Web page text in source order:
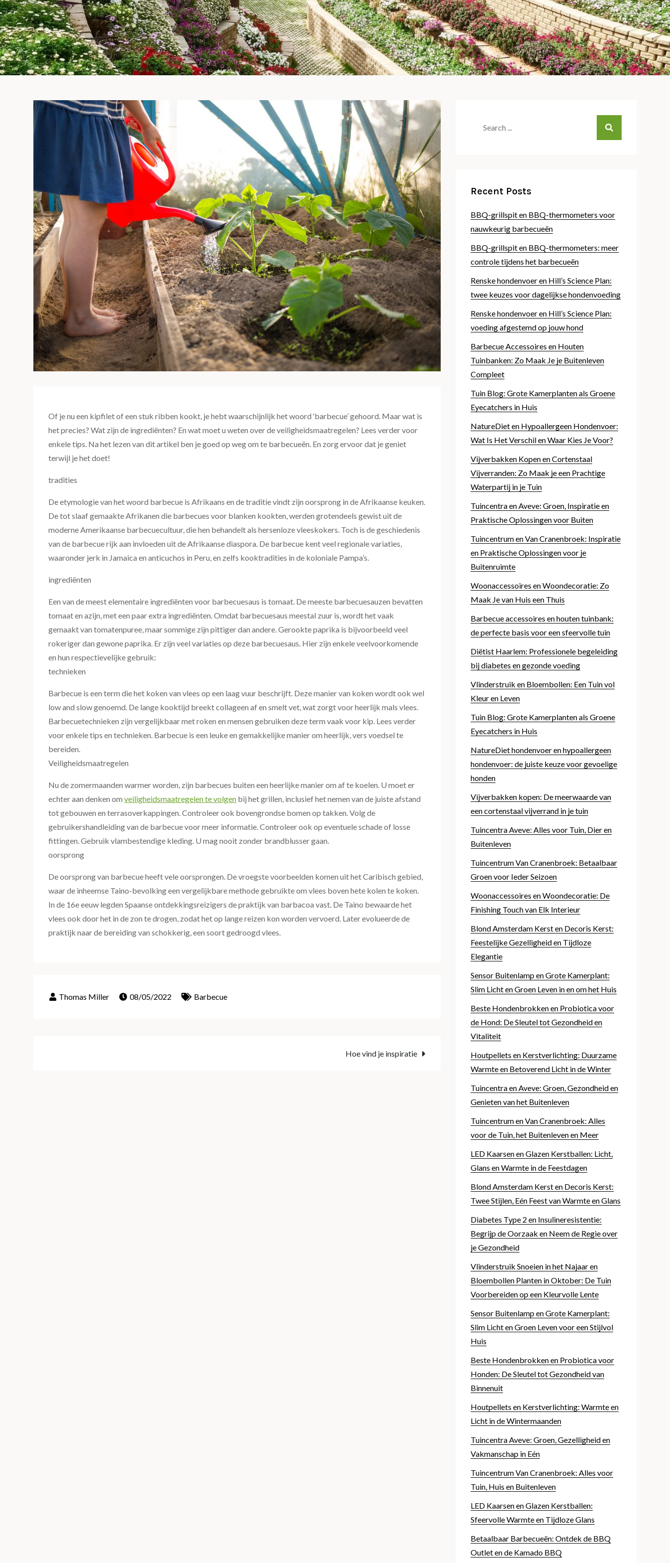
Of je nu een kipfilet of een stuk ribben kookt, je hebt waarschijnlijk het woord ‘barbecue’ gehoord. Maar wat is
het precies? Wat zijn de ingrediënten? En wat moet u weten over de veiligheidsmaatregelen? Lees verder voor
enkele tips. Na het lezen van dit artikel ben je goed op weg om te barbecueën. En zorg ervoor dat je geniet
terwijl je het doet!
tradities
De etymologie van het woord barbecue is Afrikaans en de traditie vindt zijn oorsprong in de Afrikaanse keuken.
De tot slaaf gemaakte Afrikanen die barbecues voor blanken kookten, werden grotendeels gewist uit de
moderne Amerikaanse barbecuecultuur, die hen behandelt als hersenloze vleeskokers. Toch is de geschiedenis
van de barbecue rijk aan invloeden uit de Afrikaanse diaspora. De barbecue kent veel regionale variaties,
waaronder jerk in Jamaica en anticuchos in Peru, en zelfs kooktradities in de koloniale Pampa’s.
ingrediënten
Een van de meest elementaire ingrediënten voor barbecuesaus is tomaat. De meeste barbecuesauzen bevatten
tomaat en azijn, met een paar extra ingrediënten. Omdat barbecuesaus meestal zuur is, wordt het vaak
gemaakt van tomatenpuree, maar sommige zijn pittiger dan andere. Gerookte paprika is bijvoorbeeld veel
rokeriger dan gewone paprika. Er zijn veel variaties op deze barbecuesaus. Hier zijn enkele veelvoorkomende
en hun respectievelijke gebruik:
technieken
Barbecue is een term die het koken van vlees op een laag vuur beschrijft. Deze manier van koken wordt ook wel
low and slow genoemd. De lange kooktijd breekt collageen af ​​en smelt vet, wat zorgt voor heerlijk mals vlees.
Barbecuetechnieken zijn vergelijkbaar met roken en mensen gebruiken deze term vaak voor kip. Lees verder
voor enkele tips en technieken. Barbecue is een leuke en gemakkelijke manier om heerlijk, vers voedsel te
bereiden.
Veiligheidsmaatregelen
Nu de zomermaanden warmer worden, zijn barbecues buiten een heerlijke manier om af te koelen. U moet er
echter aan denken omveiligheidsmaatregelen te volgen bij het grillen, inclusief het nemen van de juiste afstand
tot gebouwen en terrasoverkappingen. Controleer ook bovengrondse bomen op takken. Volg de
gebruikershandleiding van de barbecue voor meer informatie. Controleer ook op eventuele schade of losse
fittingen. Gebruik vlambestendige kleding. U mag nooit zonder brandblusser gaan.
oorsprong
De oorsprong van barbecue heeft vele oorsprongen. De vroegste voorbeelden komen uit het Caribisch gebied,
waar de inheemse Taino-bevolking een vergelijkbare methode gebruikte om vlees boven hete kolen te koken.
In de 16e eeuw legden Spaanse ontdekkingsreizigers de praktijk van barbacoa vast. De Taino bewaarde het
vlees ook door het in de zon te drogen, zodat het op lange reizen kon worden vervoerd. Later evolueerde de
praktijk naar de bereiding van schokkerig, een soort gedroogd vlees.
08/05/2022 Barbecue
Hoe vind je inspiratie
Recent Posts
BBQ-grillspit en BBQ-thermometers voor
nauwkeurig barbecueën
BBQ-grillspit en BBQ-thermometers: meer
controle tijdens het barbecueën
Renske hondenvoer en Hill’s Science Plan:
twee keuzes voor dagelijkse hondenvoeding
Renske hondenvoer en Hill’s Science Plan:
voeding afgestemd op jouw hond
Barbecue Accessoires en Houten
Tuinbanken: Zo Maak Je je Buitenleven
Compleet
Tuin Blog: Grote Kamerplanten als Groene
Eyecatchers in Huis
NatureDiet en Hypoallergeen Hondenvoer:
Wat Is Het Verschil en Waar Kies Je Voor?
Vijverbakken Kopen en Cortenstaal
Vijverranden: Zo Maak je een Prachtige
Waterpartij in je Tuin
Tuincentra en Aveve: Groen, Inspiratie en
Praktische Oplossingen voor Buiten
Tuincentrum en Van Cranenbroek: Inspiratie
en Praktische Oplossingen voor je
Buitenruimte
Woonaccessoires en Woondecoratie: Zo
Maak Je van Huis een Thuis
Barbecue accessoires en houten tuinbank:
de perfecte basis voor een sfeervolle tuin
Diëtist Haarlem: Professionele begeleiding
bij diabetes en gezonde voeding
Vlinderstruik en Bloembollen: Een Tuin vol
Kleur en Leven
Tuin Blog: Grote Kamerplanten als Groene
Eyecatchers in Huis
NatureDiet hondenvoer en hypoallergeen
hondenvoer: de juiste keuze voor gevoelige
honden
Vijverbakken kopen: De meerwaarde van
een cortenstaal vijverrand in je tuin
Tuincentra Aveve: Alles voor Tuin, Dier en
Buitenleven
Tuincentrum Van Cranenbroek: Betaalbaar
Groen voor Ieder Seizoen
Woonaccessoires en Woondecoratie: De
Finishing Touch van Elk Interieur
Blond Amsterdam Kerst en Decoris Kerst:
Feestelijke Gezelligheid en Tijdloze
Elegantie
Sensor Buitenlamp en Grote Kamerplant:
Slim Licht en Groen Leven in en om het Huis
Beste Hondenbrokken en Probiotica voor
de Hond: De Sleutel tot Gezondheid en
Vitaliteit
Houtpellets en Kerstverlichting: Duurzame
Warmte en Betoverend Licht in de Winter
Tuincentra en Aveve: Groen, Gezondheid en
Genieten van het Buitenleven
Tuincentrum en Van Cranenbroek: Alles
voor de Tuin, het Buitenleven en Meer
LED Kaarsen en Glazen Kerstballen: Licht,
Glans en Warmte in de Feestdagen
Blond Amsterdam Kerst en Decoris Kerst:
Twee Stijlen, Eén Feest van Warmte en Glans
Diabetes Type 2 en Insulineresistentie:
Begrijp de Oorzaak en Neem de Regie over
je Gezondheid
Vlinderstruik Snoeien in het Najaar en
Bloembollen Planten in Oktober: De Tuin
Voorbereiden op een Kleurvolle Lente
Sensor Buitenlamp en Grote Kamerplant:
Slim Licht en Groen Leven voor een Stijlvol
Huis
Beste Hondenbrokken en Probiotica voor
Honden: De Sleutel tot Gezondheid van
Binnenuit
Houtpellets en Kerstverlichting: Warmte en
Licht in de Wintermaanden
Tuincentra Aveve: Groen, Gezelligheid en
Vakmanschap in Eén
Tuincentrum Van Cranenbroek: Alles voor
Tuin, Huis en Buitenleven
LED Kaarsen en Glazen Kerstballen:
Sfeervolle Warmte en Tijdloze Glans
Betaalbaar Barbecueën: Ontdek de BBQ
Outlet en de Kamado BBQ